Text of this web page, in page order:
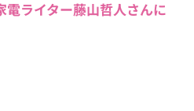
ライター藤山哲人さんに